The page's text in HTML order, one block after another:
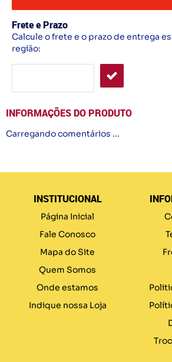
Frete e Prazo
Calcule o frete e o prazo de entrega
região:
INFORMAÇÕES DO PRODUTO
Carregando comentários ...
INSTITUCIONAL
Página Inicial
Fale Conosco
Mapa do Site
Quem Somos
Onde estamos
Indique nossa Loja